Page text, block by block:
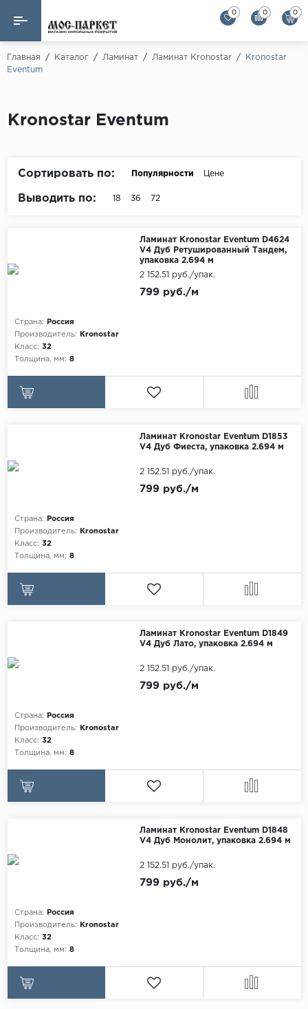
Назад Назад
Alpine Floor by
Berry Alloc
Kastamonu
Loc Floor
Maxwood
Кварц-винил
Инженерная доска
Модульный паркет
Аксессуары
0 0 0
Главная / Каталог / Ламинат / Ламинат Kronostar /
Kronostar
Eventum
Kronostar Eventum
Сортировать по: Популярности Цене
Выводить по: 18 36 72
Ламинат Kronostar Eventum D4624
V4 Дуб Ретушированный Тандем,
упаковка 2.694 м
Страна:
Россия
Производитель:
Kronostar
Класс: 32
Толщина, мм: 8
799 руб./м
2 152.51 руб./упак.
Ламинат Kronostar Eventum D1853
V4 Дуб Фиеста, упаковка 2.694 м
Страна:
Россия
Производитель:
Kronostar
Класс: 32
Толщина, мм: 8
799 руб./м
2 152.51 руб./упак.
Ламинат Kronostar Eventum D1849
V4 Дуб Лато, упаковка 2.694 м
Страна:
Россия
Производитель:
Kronostar
Класс: 32
Толщина, мм: 8
799 руб./м
2 152.51 руб./упак.
Ламинат Kronostar Eventum D1848
V4 Дуб Монолит, упаковка 2.694 м
Страна:
Россия
Производитель:
Kronostar
Класс: 32
Толщина, мм: 8
799 руб./м
2 152.51 руб./упак.